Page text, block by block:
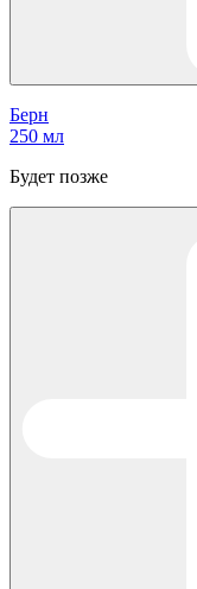
Берн
250 мл
Будет позже